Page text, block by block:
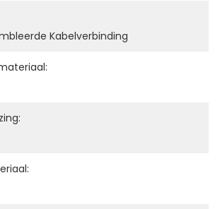
Kabelverbinding